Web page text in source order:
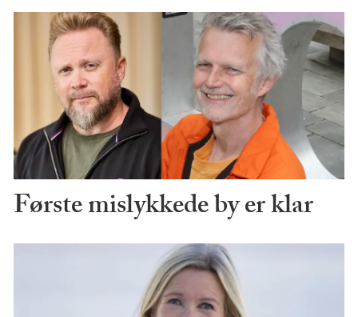
Første mislykkede by er klar